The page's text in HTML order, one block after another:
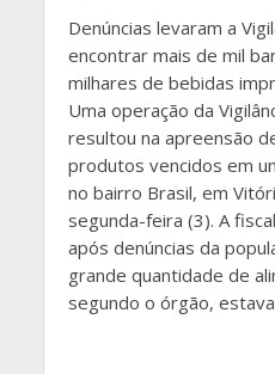
Denúncias levaram a
encontrar mais de mil
milhares de bebidas
Uma operação da
resultou na apreensão
produtos vencidos em
no bairro Brasil, em
segunda-feira (3). A
após denúncias da
grande quantidade de
segundo o órgão,